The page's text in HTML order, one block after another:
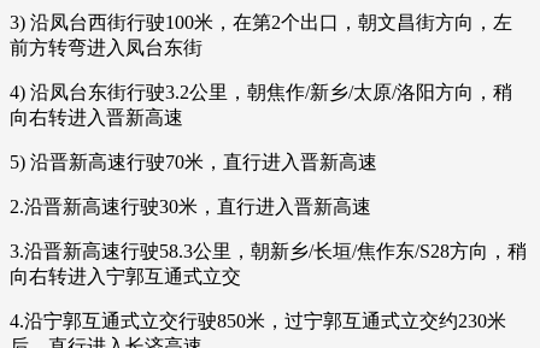
3) 沿凤台西街行驶100米，在第2个出口，朝文昌街方向，左
前方转弯进入凤台东街
4) 沿凤台东街行驶3.2公里，朝焦作/新乡/太原/洛阳方向，稍
向右转进入晋新高速
5) 沿晋新高速行驶70米，直行进入晋新高速
2.沿晋新高速行驶30米，直行进入晋新高速
3.沿晋新高速行驶58.3公里，朝新乡/长垣/焦作东/S28方向，稍
向右转进入宁郭互通式立交
4.沿宁郭互通式立交行驶850米，过宁郭互通式立交约230米